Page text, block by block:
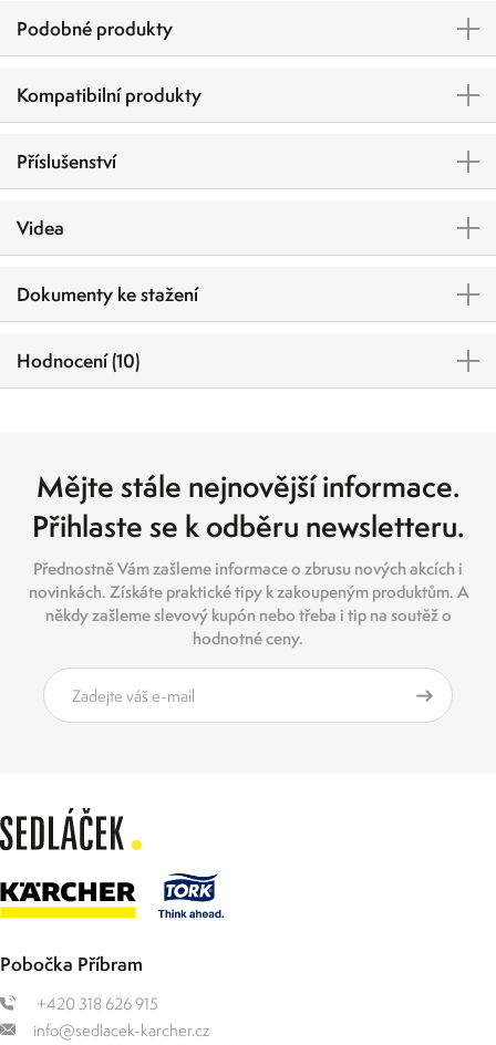
Podobné produkty
Kompatibilní produkty
Příslušenství
Videa
Dokumenty ke stažení
Hodnocení (10)
Mějte stále nejnovější informace.
Přihlaste se k odběru newsletteru.
Přednostně Vám zašleme informace o zbrusu nových akcích i
novinkách. Získáte praktické tipy k zakoupeným produktům. A
někdy zašleme slevový kupón nebo třeba i tip na soutěž o
hodnotné ceny.
Pobočka Příbram
+420 318 626 915
info@sedlacek-karcher.cz